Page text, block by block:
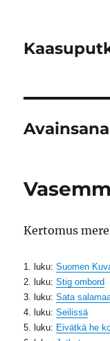
Kertomus
1. luku:Suomen
2. luku:Stig ombord
3. luku:Sata
4. luku:Seilissä
5. luku: Eivätkä he